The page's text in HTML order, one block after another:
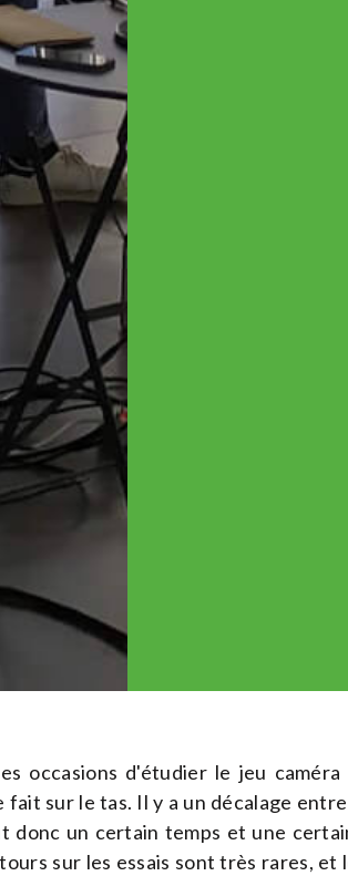
occasions d'étudier le jeu caméra
sur le tas. Il y a un décalage
donc un certain temps et une
sur les essais sont très rares, et